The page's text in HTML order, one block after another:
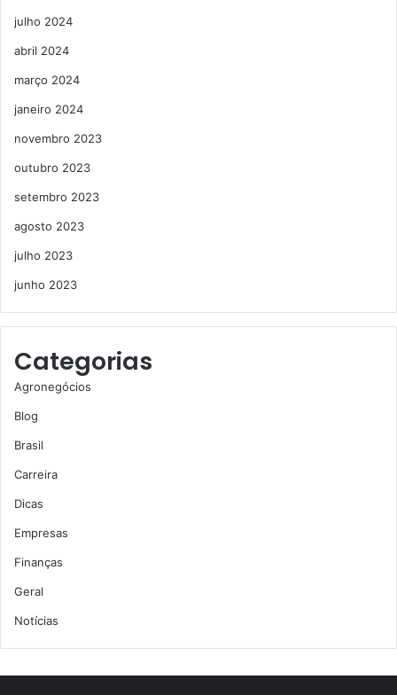
julho 2024
abril 2024
março 2024
janeiro 2024
novembro 2023
outubro 2023
setembro 2023
agosto 2023
julho 2023
junho 2023
Categorias
Agronegócios
Blog
Brasil
Carreira
Dicas
Empresas
Finanças
Geral
Notícias